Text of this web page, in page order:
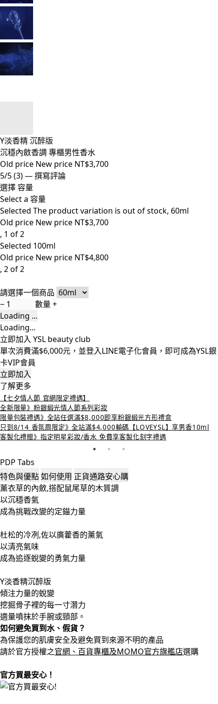
Y淡香精 沉醉版
沉穩內斂香調 專櫃男性香水
Old price New price NT$3,700
5/5(3)—撰寫評論
選擇 容量
Select a 容量
Selected The product variation is out of stock, 60ml
Old price New price NT$3,700
, 1 of 2
Selected 100ml
Old price New price NT$4,800
, 2 of 2
請選擇一個商品
−
數量+
Loading ...
Loading...
立即加入 YSL beauty club
單次消費滿$6,000元，並登入LINE電子化會員，即可成為YSL銀
卡VIP會員
立即加入
了解更多
【七夕情人節 官網限定禮遇】
全新限量》粉銀緞光情人節系列彩妝
限量包裝禮遇》全站任選滿$8,000即享粉銀緞光方形禮盒
只到8/14 香氛周限定》全站滿$4,000輸碼【LOVEYSL】享男香10ml
客製化禮贈》指定明星彩妝/香水 免費享客製化刻字禮遇
PDP Tabs
特色與優點如何使用 正貨通路安心購
薰衣草的內斂,搭配鼠尾草的木質調
以沉穩香氣
成為挑戰改變的定錨力量
杜松的冷冽,佐以廣藿香的薰氣
以清亮氣味
成為追逐蛻變的勇氣力量
Y淡香精沉醉版
傾注力量的蛻變
挖掘骨子裡的每一寸潛力
適量噴抹於手腕或頸部。
如何避免買到水、假貨？
為保護您的肌膚安全及避免買到來源不明的產品
請於官方授權之官網、百貨專櫃及MOMO官方旗艦店選購
官方買最安心！